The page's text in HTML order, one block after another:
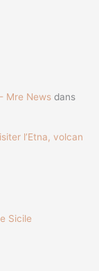
Mre News dans
l’Etna, volcan
Sicile